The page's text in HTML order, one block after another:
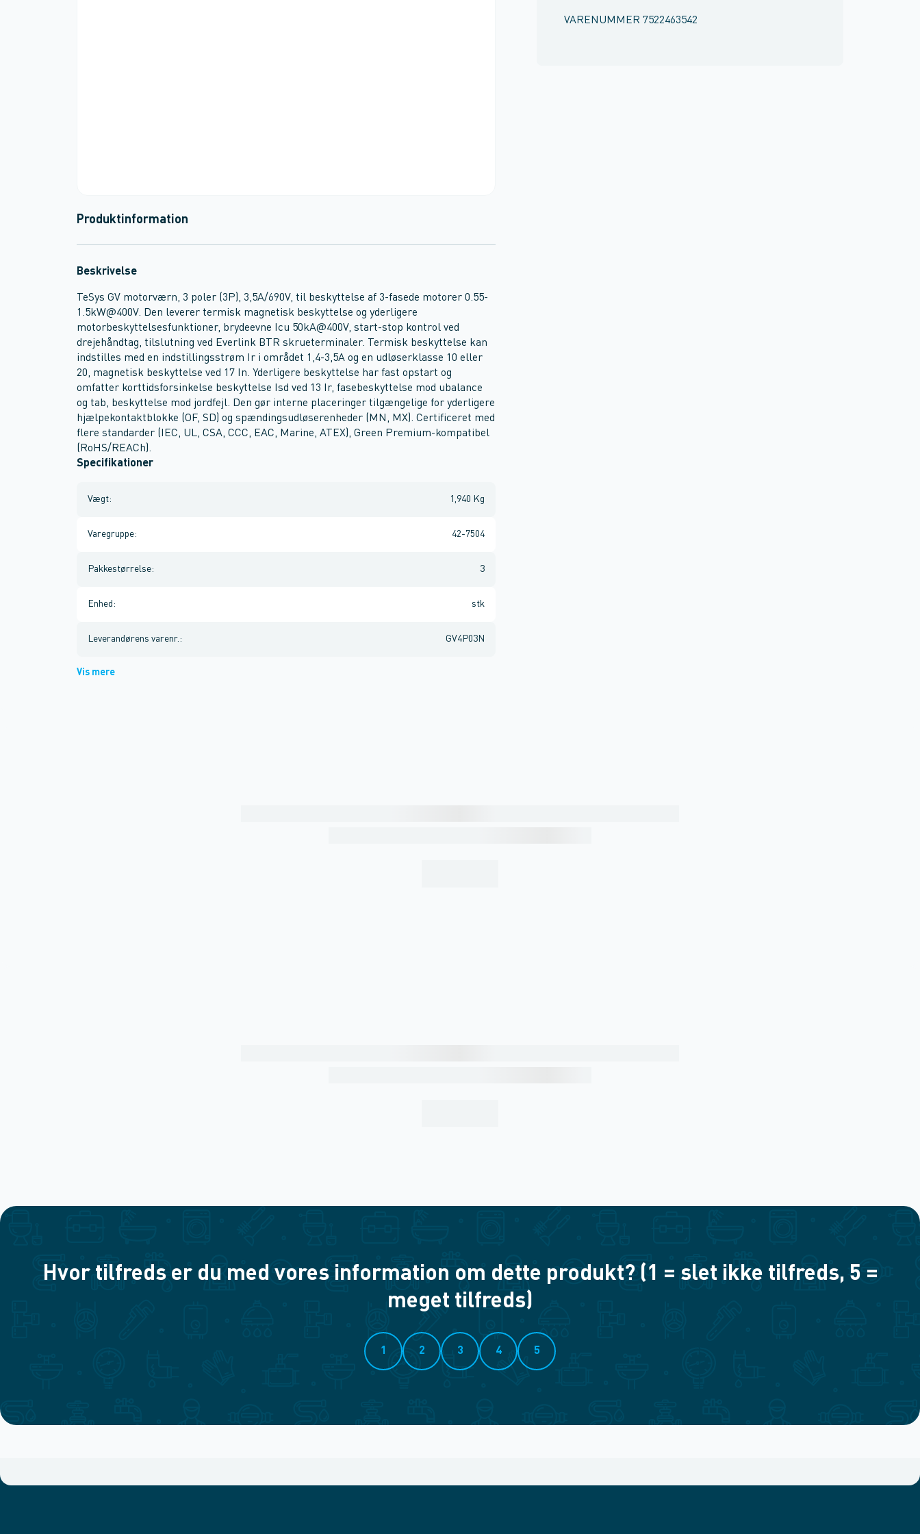
VARENUMMER 7522463542
Produktinformation
Beskrivelse
TeSys GV motorværn, 3 poler (3P), 3,5A/690V, til beskyttelse af 3-fasede motorer 0.55-
1.5kW@400V. Den leverer termisk magnetisk beskyttelse og yderligere
motorbeskyttelsesfunktioner, brydeevne Icu 50kA@400V, start-stop kontrol ved
drejehåndtag, tilslutning ved Everlink BTR skrueterminaler. Termisk beskyttelse kan
indstilles med en indstillingsstrøm Ir i området 1,4-3,5A og en udløserklasse 10 eller
20, magnetisk beskyttelse ved 17 In. Yderligere beskyttelse har fast opstart og
omfatter korttidsforsinkelse beskyttelse Isd ved 13 Ir, fasebeskyttelse mod ubalance
og tab, beskyttelse mod jordfejl. Den gør interne placeringer tilgængelige for yderligere
hjælpekontaktblokke (OF, SD) og spændingsudløserenheder (MN, MX). Certificeret med
flere standarder (IEC, UL, CSA, CCC, EAC, Marine, ATEX), Green Premium-kompatibel
(RoHS/REACh).
Specifikationer
Vægt: 1,940 Kg
Varegruppe: 42-7504
Pakkestørrelse: 3
Enhed : stk
Leverandørens varenr. : GV4P03N
Vis mere
Hvor tilfreds er du med vores information om dette produkt? (1 = slet ikke tilfreds, 5 =
meget tilfreds)
1 2 3 4 5